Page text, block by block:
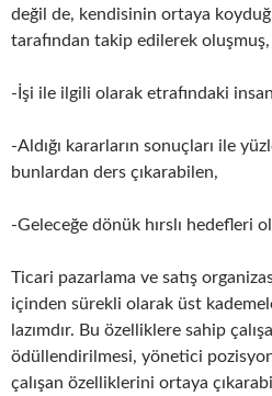
değil de, kendisinin ortaya
tarafından takip edilerek oluşmuş,
-İşi ile ilgili olarak etrafındaki
-Aldığı kararların sonuçları ile
bunlardan ders çıkarabilen,
-Geleceğe dönük hırslı hedefleri
Ticari pazarlama ve satış
içinden sürekli olarak üst
lazımdır. Bu özelliklere sahip
ödüllendirilmesi, yönetici
çalışan özelliklerini ortaya